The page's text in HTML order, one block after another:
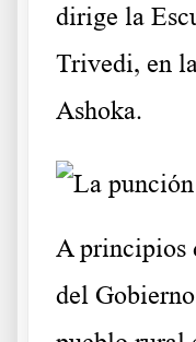
dirige la
Trivedi, en
Ashoka.
A principios
del